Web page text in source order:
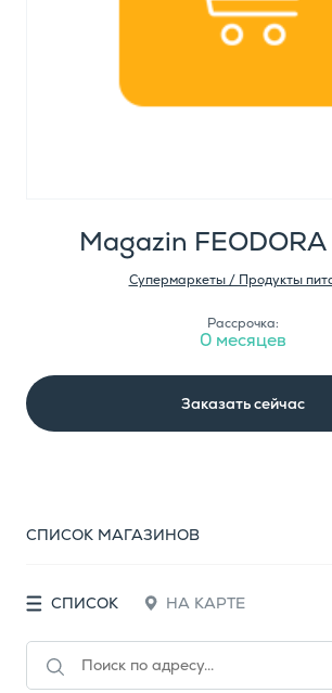
Magazin FEODORA
Супермаркеты / Продукты
Рассрочка:
0 месяцев
Заказать сейчас
СПИСОК МАГАЗИНОВ
СПИСОК НА КАРТЕ